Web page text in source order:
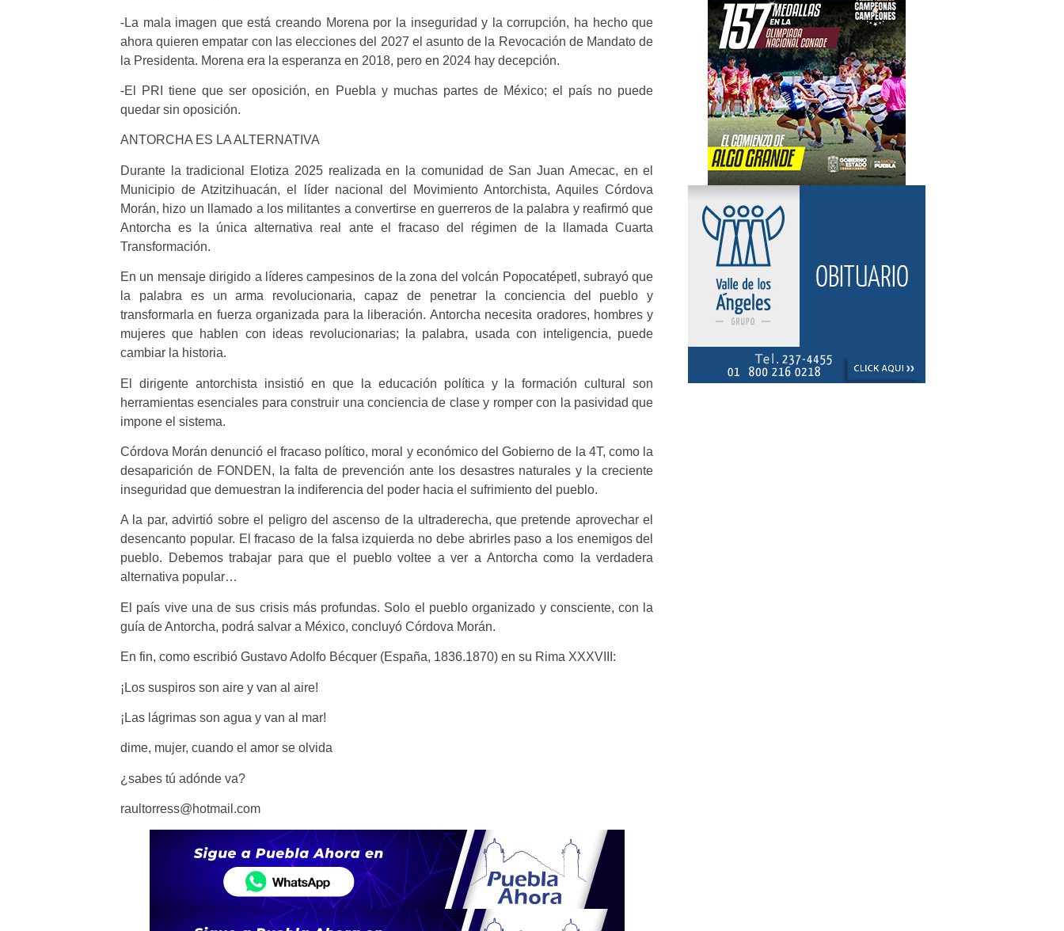
-La mala imagen que está creando Morena por la inseguridad y la corrupción, ha hecho que
ahora quieren empatar con las elecciones del 2027 el asunto de la Revocación de Mandato de
la Presidenta. Morena era la esperanza en 2018, pero en 2024 hay decepción.
-El PRI tiene que ser oposición, en Puebla y muchas partes de México; el país no puede
quedar sin oposición.
ANTORCHA ES LA ALTERNATIVA
Durante la tradicional Elotiza 2025 realizada en la comunidad de San Juan Amecac, en el
Municipio de Atzitzihuacán, el líder nacional del Movimiento Antorchista, Aquiles Córdova
Morán, hizo un llamado a los militantes a convertirse en guerreros de la palabra y reafirmó que
Antorcha es la única alternativa real ante el fracaso del régimen de la llamada Cuarta
Transformación.
En un mensaje dirigido a líderes campesinos de la zona del volcán Popocatépetl, subrayó que
la palabra es un arma revolucionaria, capaz de penetrar la conciencia del pueblo y
transformarla en fuerza organizada para la liberación. Antorcha necesita oradores, hombres y
mujeres que hablen con ideas revolucionarias; la palabra, usada con inteligencia, puede
cambiar la historia.
El dirigente antorchista insistió en que la educación política y la formación cultural son
herramientas esenciales para construir una conciencia de clase y romper con la pasividad que
impone el sistema.
Córdova Morán denunció el fracaso político, moral y económico del Gobierno de la 4T, como la
desaparición de FONDEN, la falta de prevención ante los desastres naturales y la creciente
inseguridad que demuestran la indiferencia del poder hacia el sufrimiento del pueblo.
A la par, advirtió sobre el peligro del ascenso de la ultraderecha, que pretende aprovechar el
desencanto popular. El fracaso de la falsa izquierda no debe abrirles paso a los enemigos del
pueblo. Debemos trabajar para que el pueblo voltee a ver a Antorcha como la verdadera
alternativa popular…
El país vive una de sus crisis más profundas. Solo el pueblo organizado y consciente, con la
guía de Antorcha, podrá salvar a México, concluyó Córdova Morán.
En fin, como escribió Gustavo Adolfo Bécquer (España, 1836.1870) en su Rima XXXVIII:
¡Los suspiros son aire y van al aire!
¡Las lágrimas son agua y van al mar!
dime, mujer, cuando el amor se olvida
¿sabes tú adónde va?
raultorress@hotmail.com